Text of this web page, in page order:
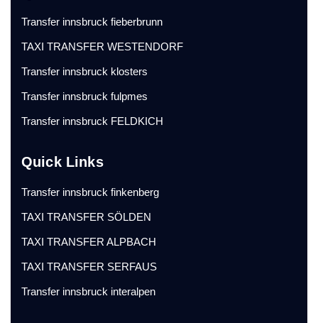
Transfer innsbruck fieberbrunn
TAXI TRANSFER WESTENDORF
Transfer innsbruck klosters
Transfer innsbruck fulpmes
Transfer innsbruck FELDKICH
Quick Links
Transfer innsbruck finkenberg
TAXI TRANSFER SÖLDEN
TAXI TRANSFER ALPBACH
TAXI TRANSFER SERFAUS
Transfer innsbruck interalpen